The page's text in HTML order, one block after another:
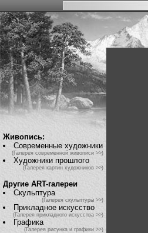
Живопись:
Современные художники
(Галерея современной живописи >>)
Художники прошлого
(Галерея картин художников >>)
Другие ART-галереи
Скульптура
(Галерея скульптуры >>)
Прикладное искусство
(Галерея прикладного искусства >>)
Графика
(Галерея рисунка и графики >>)